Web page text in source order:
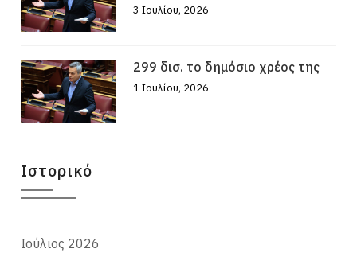
3 Ιουλίου, 2026
299 δισ. το δημόσιο χρέος της
1 Ιουλίου, 2026
Ιστορικό
Ιούλιος 2026